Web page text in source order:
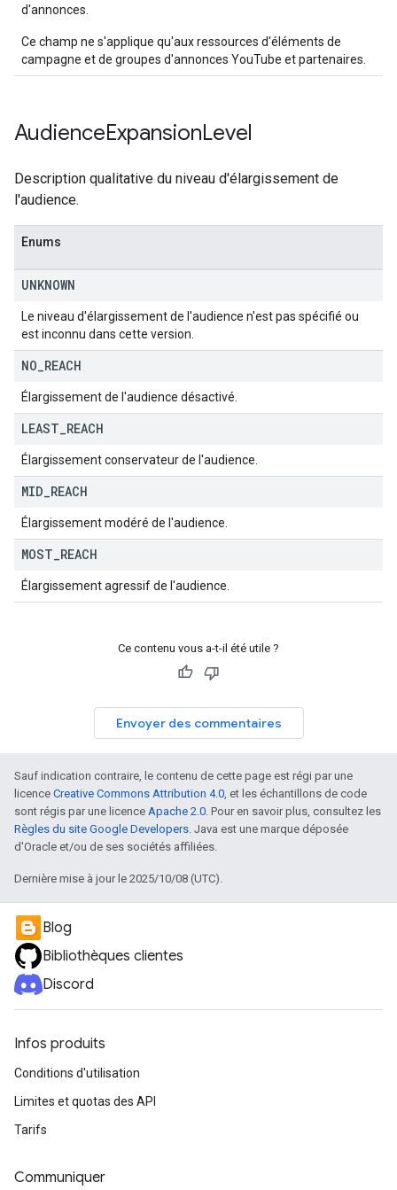
d'annonces.
Ce champ ne s'applique qu'aux ressources d'éléments de
campagne et de groupes d'annonces YouTube et partenaires.
AudienceExpansionLevel
Description qualitative du niveau d'élargissement de
l'audience.
Enums
UNKNOWN
Le niveau d'élargissement de l'audience n'est pas spécifié ou
est inconnu dans cette version.
NO REACH
Élargissement de l'audience désactivé.
LEAST REACH
Élargissement conservateur de l'audience.
MID REACH
Élargissement modéré de l'audience.
MOST REACH
Élargissement agressif de l'audience.
Ce contenu vous a-t-il été utile ?
Envoyer des commentaires
Sauf indication contraire, le contenu de cette page est régi par une
licence Creative Commons Attribution 4.0, et les échantillons de code
sont régis par une licence Apache 2.0. Pour en savoir plus, consultez les
Règles du site Google Developers. Java est une marque déposée
d'Oracle et/ou de ses sociétés affiliées.
Dernière mise à jour le 2025/10/08 (UTC).
Blog
Bibliothèques clientes
Discord
Infos produits
Conditions d'utilisation
Limites et quotas des API
Tarifs
Communiquer